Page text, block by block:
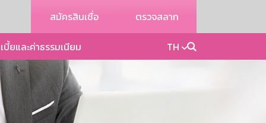
สมัครสินเชื่อ ตรวจสลาก
บี้ยและค่าธรรมเนียม TH